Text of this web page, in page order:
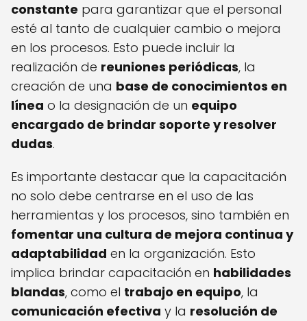
constante para garantizar que el personal
esté al tanto de cualquier cambio o mejora
en los procesos. Esto puede incluir la
realización de reuniones periódicas, la
creación de una base de conocimientos en
línea o la designación de un equipo
encargado de brindar soporte y resolver
dudas.
Es importante destacar que la capacitación
no solo debe centrarse en el uso de las
herramientas y los procesos, sino también en
fomentar una cultura de mejora continua y
adaptabilidad en la organización. Esto
implica brindar capacitación en habilidades
blandas, como el trabajo en equipo, la
comunicación efectiva y la resolución de